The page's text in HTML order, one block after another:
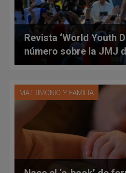
Revista ‘World Youth
número sobre la JMJ
MATRIMONIO Y FAMILIA